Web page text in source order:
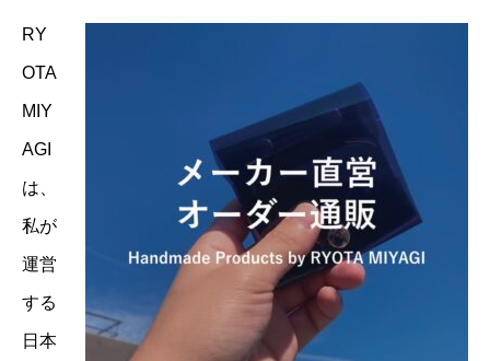
RY
OTA
MIY
AGI
は、
私が
運営
する
日本